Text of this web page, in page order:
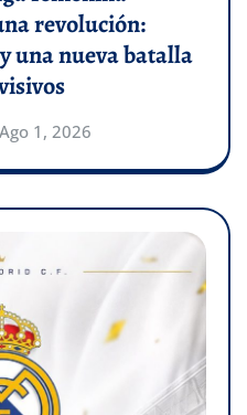
revolución:
una nueva batalla
Ago 1, 2026